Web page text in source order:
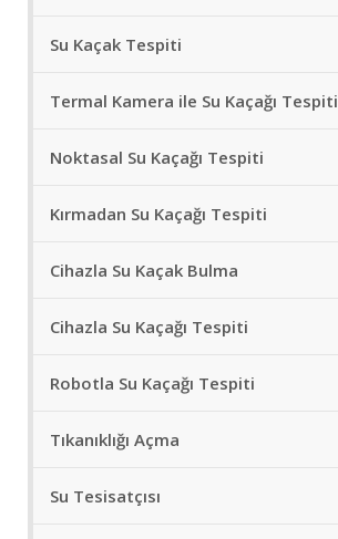
Su Kaçak Tespiti
Termal Kamera ile Su Kaçağı Tespiti
Noktasal Su Kaçağı Tespiti
Kırmadan Su Kaçağı Tespiti
Cihazla Su Kaçak Bulma
Cihazla Su Kaçağı Tespiti
Robotla Su Kaçağı Tespiti
Tıkanıklığı Açma
Su Tesisatçısı